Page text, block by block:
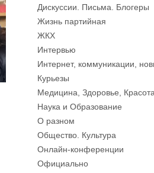
Дискуссии. Письма. Блогеры
Жизнь партийная
ЖКХ
Интервью
Интернет, коммуникации,
Курьезы
Медицина, Здоровье,
Наука и Образование
О разном
Общество. Культура
Онлайн-конференции
Официально